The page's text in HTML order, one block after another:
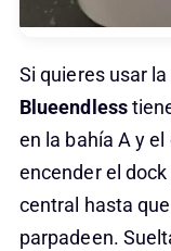
Si quieres usar
Blueendless
en la bahía A y
encender el
central hasta
parpadeen.